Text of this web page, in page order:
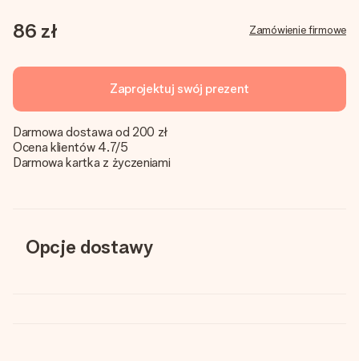
86 zł Zamówienie firmowe
Zaprojektuj swój prezent
Darmowa dostawa od 200 zł
Ocena klientów 4.7/5
Darmowa kartka z życzeniami
Opcje dostawy